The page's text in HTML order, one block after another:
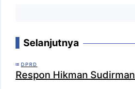
Selanjutnya
DPRD
Respon Hikman